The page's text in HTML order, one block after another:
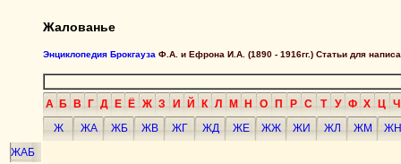
Жалованье
Энциклопедия Брокгауза Ф.А. и Ефрона И.А. (1890 - 1916гг.) Статьи для
А Б В Г Д Е Ё Ж З И Й К Л М Н О П Р С Т У Ф Х Ц Ч
Ж
ЖА ЖБ ЖВ ЖГ ЖД ЖЕ ЖЖ ЖИ ЖЛ ЖМ
ЖН
ЖАБ